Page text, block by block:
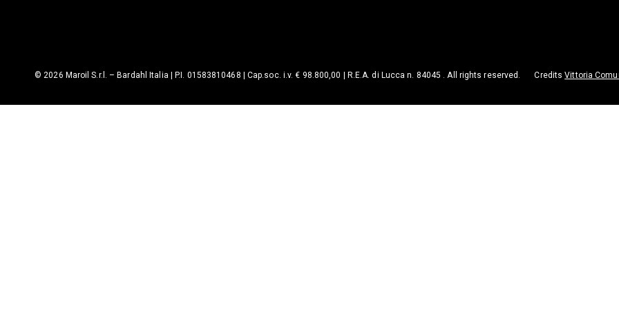
© 2026 Maroil S.r.l. – Bardahl Italia | P.I. 01583810468 | Cap.soc. i.v. € 98.800,00 | R.E.A. di Lucca n. 84045 . All rights reserved. CreditsVittoria